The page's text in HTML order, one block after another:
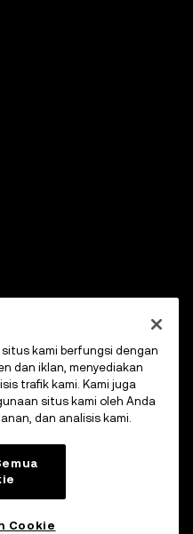
kami berfungsi dengan
dan iklan, menyediakan
trafik kami. Kami juga
situs kami oleh Anda
dan analisis kami.
Cookie